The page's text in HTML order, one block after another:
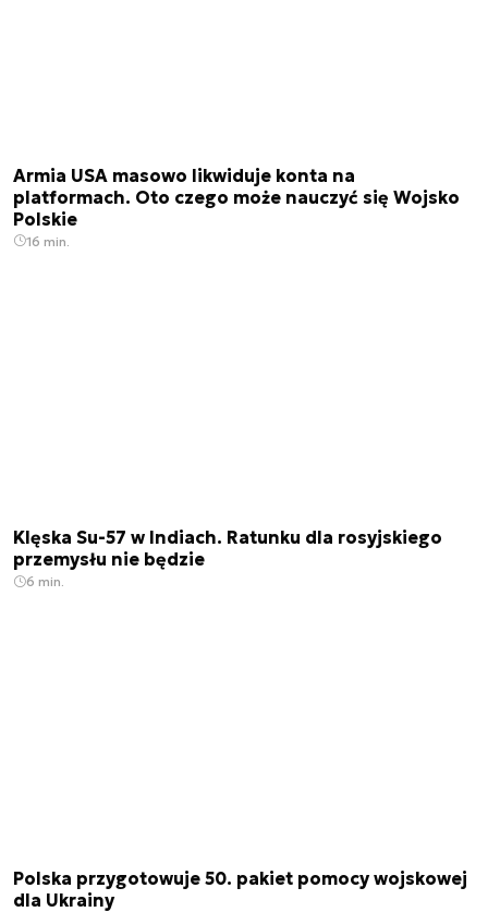
Armia USA masowo likwiduje konta na
platformach. Oto czego może nauczyć się Wojsko
Polskie
16 min.
Klęska Su-57 w Indiach. Ratunku dla rosyjskiego
przemysłu nie będzie
6 min.
Polska przygotowuje 50. pakiet pomocy wojskowej
dla Ukrainy